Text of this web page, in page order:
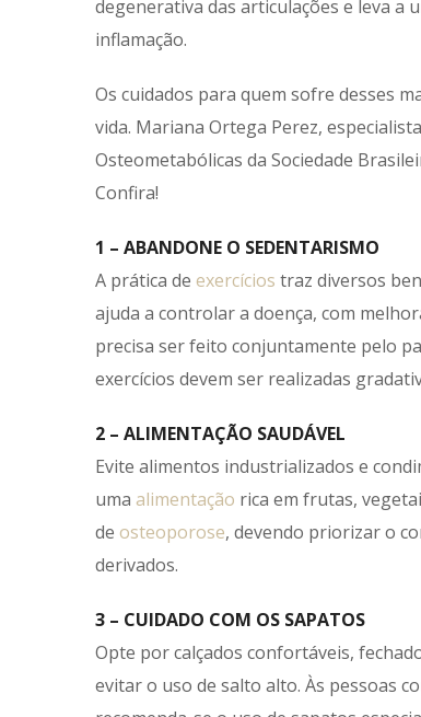
degenerativa das articulações e leva a
inflamação.
Os cuidados para quem sofre desses
vida. Mariana Ortega Perez,
Osteometabólicas da Sociedade
Confira!
1 – ABANDONE O SEDENTARISMO
A prática de exercícios traz diversos
ajuda a controlar a doença, com
precisa ser feito conjuntamente pelo
exercícios devem ser realizadas
2 – ALIMENTAÇÃO SAUDÁVEL
Evite alimentos industrializados e
uma alimentação rica em frutas,
de osteoporose, devendo priorizar o
derivados.
3 – CUIDADO COM OS SAPATOS
Opte por calçados confortáveis,
evitar o uso de salto alto. Às pessoas